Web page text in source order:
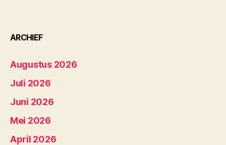
ARCHIEF
Augustus 2026
Juli 2026
Juni 2026
Mei 2026
April 2026